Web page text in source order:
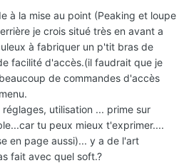
à la mise au point (Peaking et loupe
je crois situé très en avant a
à fabriquer un p'tit bras de
facilité d'accès.(il faudrait que je
de commandes d'accès
utilisation ... prime sur
tu peux mieux t'exprimer....
en page aussi)... y a de l'art
fait avec quel soft.?